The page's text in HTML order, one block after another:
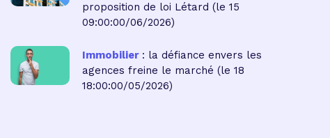
proposition de loi Létard (le 15
09:00:00/06/2026)
Immobilier : la défiance envers les
agences freine le marché (le 18
18:00:00/05/2026)